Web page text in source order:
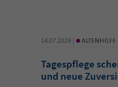
14.07.2026 | • ALTENHILFE
Tagespflege
und neue